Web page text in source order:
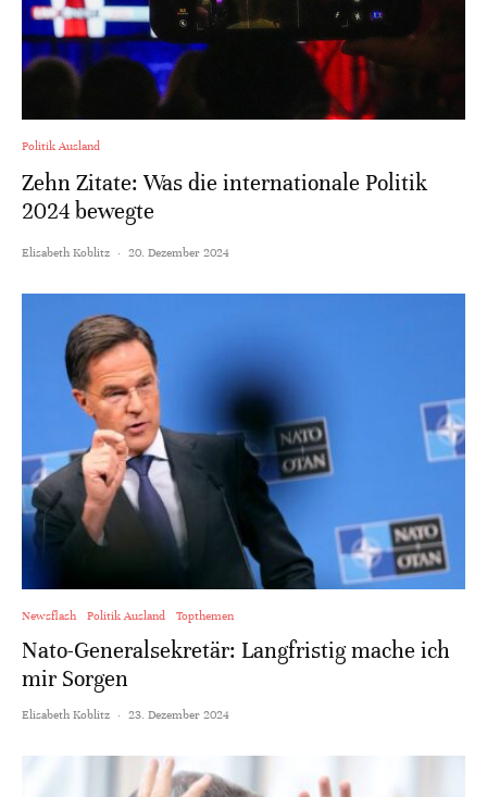
Politik Ausland
Zehn Zitate: Was die internationale Politik
2024 bewegte
Elisabeth Koblitz · 20. Dezember 2024
Newsflash Politik Ausland Topthemen
Nato-Generalsekretär: Langfristig mache ich
mir Sorgen
Elisabeth Koblitz · 23. Dezember 2024